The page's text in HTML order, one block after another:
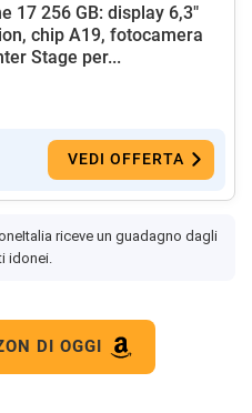
17 256 GB: display 6,3"
chip A19, fotocamera
Stage per...
VEDI OFFERTA
riceve un guadagno dagli
idonei.
DI OGGI